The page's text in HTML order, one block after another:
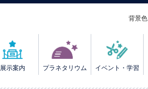
展示案内 プラネタリウム イベント・学習
背景色